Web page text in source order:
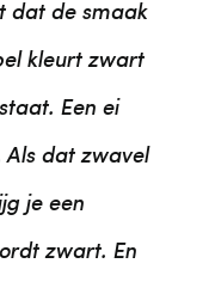
dat de smaak
kleurt zwart
Een ei
Als dat zwavel
je een
zwart. En